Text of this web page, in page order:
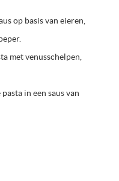
op basis van eieren,
met venusschelpen,
in een saus van